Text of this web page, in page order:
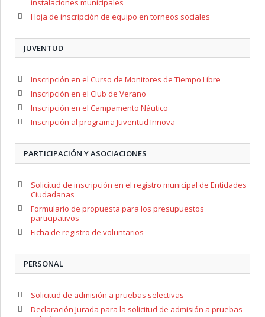
Hoja de inscripción de equipo en torneos sociales
JUVENTUD
Inscripción en el Curso de Monitores de Tiempo Libre
Inscripción en el Club de Verano
Inscripción en el Campamento Náutico
Inscripción al programa Juventud Innova
PARTICIPACIÓN Y ASOCIACIONES
Solicitud de inscripción en el registro municipal de Entidades
Ciudadanas
Formulario de propuesta para los presupuestos
participativos
Ficha de registro de voluntarios
PERSONAL
Solicitud de admisión a pruebas selectivas
Declaración Jurada para la solicitud de admisión a pruebas